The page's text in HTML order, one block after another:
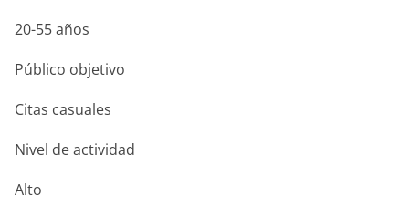
20-55 años
Público objetivo
Citas casuales
Nivel de actividad
Alto